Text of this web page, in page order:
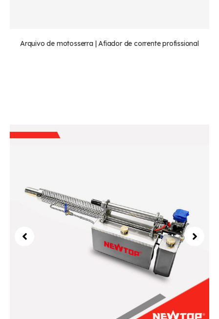
Arquivo de motosserra | Afiador de corrente profissional